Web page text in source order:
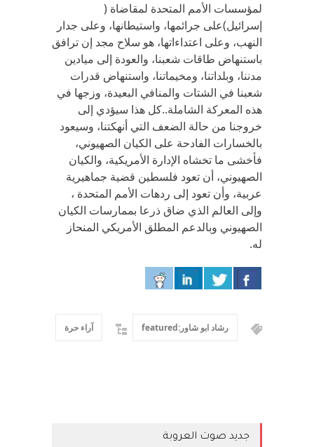
لمؤسسات الأمم المتحدة لمقاضاة (
إسرائيل)على جرائمها، واستيطانها، وعلى جدار
النهب، وعلى اعتداءاتها، هو سلاح مجد إن ترافق
باستنهاض طاقات شعبنا، والعودة إلى ميادين
مدننا، وبلداتنا، ومخيماتنا، واستنهاض قدرات
شعبنا في الشتات والمنافي البعيدة، وزجها في
هذه المعركة الشاملة..كل هذا سيؤدي إلى
خروجنا من حالة الضعف التي أنهكتنا، وسيعود
بالخسارات الفادحة على الكيان الصهيوني،
فأخشى ما تخشاه الإدارة الأمريكية، والكيان
الصهيوني، أن تعود فلسطين قضية جماهيرية
عربية، وأن تعود إلى ردهات الأمم المتحدة ،
وإلى العالم الذي ضاق ذرعا بممارسات الكيان
الصهيوني وبالدعم المطلق الأمريكي المنحاز
له.
رشاد ابو شاور:featured آراء حرة
جديد صوت العروبة